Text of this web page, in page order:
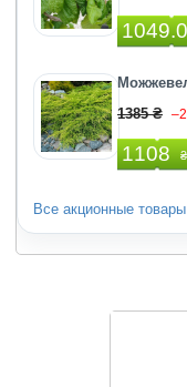
1385 ₴
1108 ₴
Все акционные товары